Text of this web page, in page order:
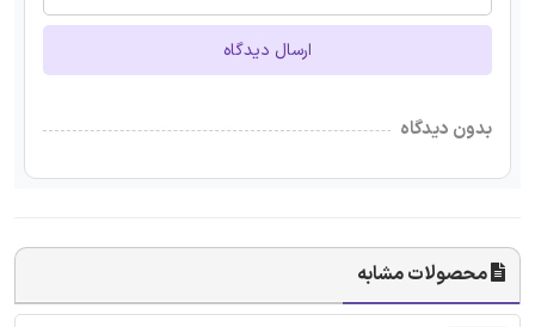
ارسال دیدگاه
بدون دیدگاه
محصولات مشابه